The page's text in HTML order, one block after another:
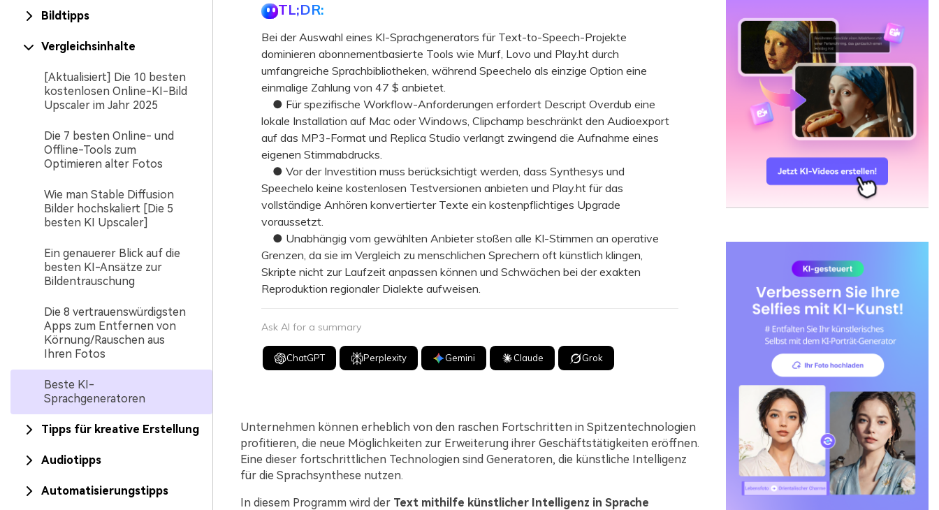
Bildtipps
Vergleichsinhalte
[Aktualisiert] Die 10 besten
kostenlosen Online-KI-Bild
Upscaler im Jahr 2025
Die 7 besten Online- und
Offline-Tools zum
Optimieren alter Fotos
Wie man Stable Diffusion
Bilder hochskaliert [Die 5
besten KI Upscaler]
Ein genauerer Blick auf die
besten KI-Ansätze zur
Bildentrauschung
Die 8 vertrauenswürdigsten
Apps zum Entfernen von
Körnung/Rauschen aus
Ihren Fotos
Beste KI-
Sprachgeneratoren
Tipps für kreative Erstellung
Audiotipps
Automatisierungstipps
TL;DR:
Bei der Auswahl eines KI-Sprachgenerators für Text-to-Speech-Projekte
dominieren abonnementbasierte Tools wie Murf, Lovo und Play.ht durch
umfangreiche Sprachbibliotheken, während Speechelo als einzige Option eine
einmalige Zahlung von 47 $ anbietet.
● Für spezifische Workflow-Anforderungen erfordert Descript Overdub eine
lokale Installation auf Mac oder Windows, Clipchamp beschränkt den Audioexport
auf das MP3-Format und Replica Studio verlangt zwingend die Aufnahme eines
eigenen Stimmabdrucks.
● Vor der Investition muss berücksichtigt werden, dass Synthesys und
Speechelo keine kostenlosen Testversionen anbieten und Play.ht für das
vollständige Anhören konvertierter Texte ein kostenpflichtiges Upgrade
voraussetzt.
● Unabhängig vom gewählten Anbieter stoßen alle KI-Stimmen an operative
Grenzen, da sie im Vergleich zu menschlichen Sprechern oft künstlich klingen,
Skripte nicht zur Laufzeit anpassen können und Schwächen bei der exakten
Reproduktion regionaler Dialekte aufweisen.
Ask AI for a summary
ChatGPT Perplexity Gemini Claude Grok
Unternehmen können erheblich von den raschen Fortschritten in Spitzentechnologien
profitieren, die neue Möglichkeiten zur Erweiterung ihrer Geschäftstätigkeiten eröffnen.
Eine dieser fortschrittlichen Technologien sind Generatoren, die künstliche Intelligenz
für die Sprachsynthese nutzen.
In diesem Programm wird der Text mithilfe künstlicher Intelligenz in Sprache